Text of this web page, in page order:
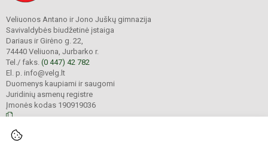
Veliuonos Antano ir Jono Juškų gimnazija
Savivaldybės biudžetinė įstaiga
Dariaus ir Girėno g. 22,
74440 Veliuona, Jurbarko r.
Tel./ faks. (0 447) 42 782
El. p. info@velg.lt
Duomenys kaupiami ir saugomi
Juridinių asmenų registre
Įmonės kodas 190919036